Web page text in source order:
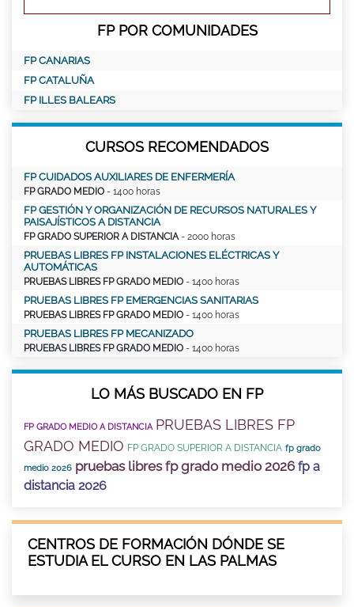
FP POR COMUNIDADES
FP CANARIAS
FP CATALUÑA
FP ILLES BALEARS
CURSOS RECOMENDADOS
FP CUIDADOS AUXILIARES DE ENFERMERÍA
FP GRADO MEDIO - 1400 horas
FP GESTIÓN Y ORGANIZACIÓN DE RECURSOS NATURALES Y
PAISAJÍSTICOS A DISTANCIA
FP GRADO SUPERIOR A DISTANCIA - 2000 horas
PRUEBAS LIBRES FP INSTALACIONES ELÉCTRICAS Y
AUTOMÁTICAS
PRUEBAS LIBRES FP GRADO MEDIO - 1400 horas
PRUEBAS LIBRES FP EMERGENCIAS SANITARIAS
PRUEBAS LIBRES FP GRADO MEDIO - 1400 horas
PRUEBAS LIBRES FP MECANIZADO
PRUEBAS LIBRES FP GRADO MEDIO - 1400 horas
LO MÁS BUSCADO EN FP
FP GRADO MEDIO A DISTANCIA PRUEBAS LIBRES FP
GRADO MEDIO FP GRADO SUPERIOR A DISTANCIA fp grado
medio 2026 pruebas libres fp grado medio 2026 fp a
distancia 2026
CENTROS DE FORMACIÓN DÓNDE SE
ESTUDIA EL CURSO EN LAS PALMAS